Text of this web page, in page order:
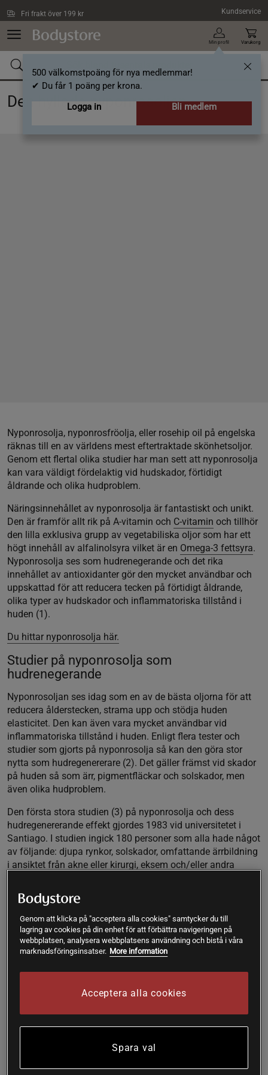
Fri frakt över 199 kr Kundservice
Min profil
500 välkomstpoäng för nya medlemmar!
✔ Du får 1 poäng per krona.
Logga in
Bli medlem
Varukorg
Den hyllade nyponrosoljan
Nyponrosolja, nyponrosfröolja, eller rosehip oil på engelska
räknas till en av världens mest eftertraktade skönhetsoljor.
Genom ett flertal olika studier har man sett att nyponrosolja
kan vara väldigt fördelaktig vid hudskador, förtidigt
åldrande och olika hudproblem.
Näringsinnehållet av nyponrosolja är fantastiskt och unikt.
Den är framför allt rik på A-vitamin och C-vitamin och tillhör
den lilla exklusiva grupp av vegetabiliska oljor som har ett
högt innehåll av alfalinolsyra vilket är en Omega-3 fettsyra.
Nyponrosolja ses som hudrenegerande och det rika
innehållet av antioxidanter gör den mycket användbar och
uppskattad för att reducera tecken på förtidigt åldrande,
olika typer av hudskador och inflammatoriska tillstånd i
huden (1).
Du hittar nyponrosolja här.
Studier på nyponrosolja som
hudrenegerande
Nyponrosoljan ses idag som en av de bästa oljorna för att
reducera ålderstecken, strama upp och stödja huden
elasticitet. Den kan även vara mycket användbar vid
inflammatoriska tillstånd i huden. Enligt flera tester och
studier som gjorts på nyponrosolja så kan den göra stor
nytta som hudregenererare (2). Det gäller främst vid skador
på huden så som ärr, pigmentfläckar och solskador, men
även olika hudproblem.
Den första stora studien (3) på nyponrosolja och dess
hudregenererande effekt gjordes 1983 vid universitetet i
Santiago. I studien ingick 180 personer som alla hade något
av följande: djupa rynkor, solskador, omfattande ärrbildning
i ansiktet från akne eller kirurgi, eksem och/eller andra
dagligen fick applicera nyponrosolja på sin hud. Resultaten
var mycket positiva och visade att kontinuerlig användning
av nyponrosolja effektivt reducerade ärr, rynkor, solskador
och återställde hudens naturliga färg och ton.
En annan omfattande studie genomfördes vid University of
3 månader i solen varje år och därmed hade omfattande
huden. Efter fyra månaders regelbunden användning av
försvunnit. Huden hade fått ett fräschare och friskare
Genom att klicka på "acceptera alla cookies" samtycker du till
lagring av cookies på din enhet för att förbättra navigeringen på
webbplatsen, analysera webbplatsens användning och bistå i våra
marknadsföringsinsatser. More information
Acceptera alla cookies
Spara val